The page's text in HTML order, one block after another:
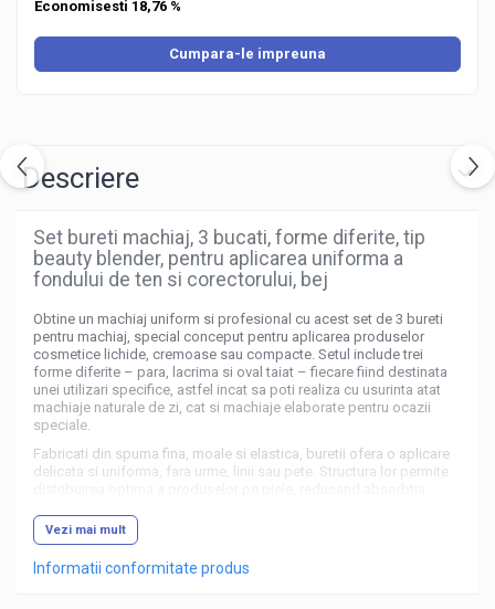
Economisesti 18,76 %
Cumpara-le impreuna
Descriere
Set bureti machiaj, 3 bucati, forme diferite, tip
beauty blender, pentru aplicarea uniforma a
fondului de ten si corectorului, bej
Obtine un machiaj uniform si profesional cu acest set de 3 bureti
pentru machiaj, special conceput pentru aplicarea produselor
cosmetice lichide, cremoase sau compacte. Setul include trei
forme diferite – para, lacrima si oval taiat – fiecare fiind destinata
unei utilizari specifice, astfel incat sa poti realiza cu usurinta atat
machiaje naturale de zi, cat si machiaje elaborate pentru ocazii
speciale.
Fabricati din spuma fina, moale si elastica, buretii ofera o aplicare
delicata si uniforma, fara urme, linii sau pete. Structura lor permite
cosmeticelor. Datorita texturii fine, machiajul capata un aspect
natural, iar tenul ramane neted si uniform.
Vezi mai mult
Informatii conformitate produs